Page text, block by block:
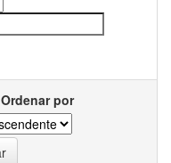
Ordenar por